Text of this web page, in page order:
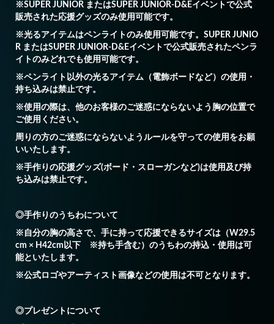
※SUPER JUNIOR またはSUPER JUNIOR-D&Eイベントで公式
販売された応援グッズのみ使用可能です。
※光るアイテムはペンライトのみ使用可能です。SUPER JUNIO
R またはSUPER JUNIOR-D&Eイベントで公式販売されたペンラ
イトのみどれでも使用可能です。
※ペンライト以外の光るアイテム（電飾ボードなど）の使用・
持ち込みは禁止です。
※使用の際は、他のお客様のご迷惑にならないよう胸の位置で
ご使用ください。
周りの方のご迷惑にならないようルールを守っての使用をお願
いいたします。
※手作りの応援グッズ(ボード・スローガンなど)は使用及び持
ち込みは禁止です。
◎手作りのうちわについて
※自分の胸の高さで、手に持って応援できるサイズは（W29.5
cm × H42cm以下 ※持ち手含む）のうちわの持込・使用は可
能といたします。
※公式ロゴやアーティスト画像などの使用は不可となります。
◎プレゼントについて